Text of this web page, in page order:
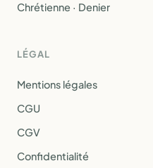
Chrétienne · Denier
LÉGAL
Mentions légales
CGU
CGV
Confidentialité